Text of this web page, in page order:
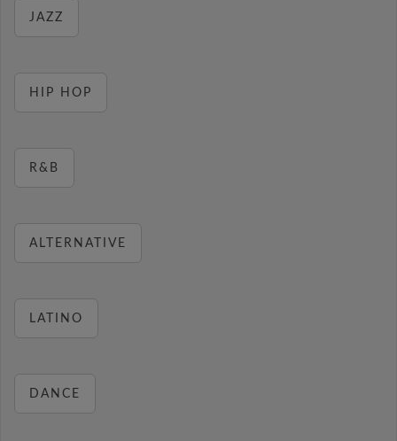
JAZZ
HIP HOP
R&B
ALTERNATIVE
LATINO
DANCE